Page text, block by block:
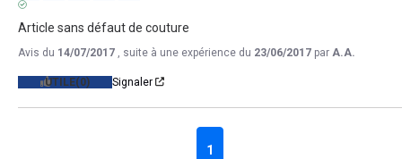
Article sans défaut de couture
Avis du 14/07/2017 , suite à une expérience du 23/06/2017 par A.A.
UTILE(0) Signaler
1